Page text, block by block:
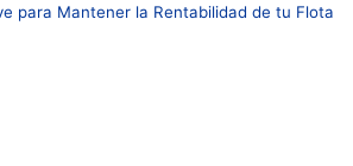
para Mantener la Rentabilidad de tu Flota